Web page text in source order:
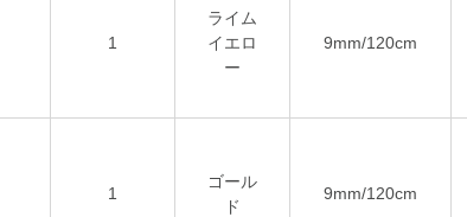
1
ライム
イエロ
ー
9mm/120cm
1
ゴール
ド
9mm/120cm